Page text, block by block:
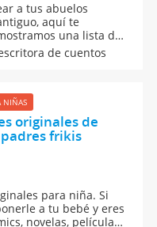
a tus abuelos
aquí te
una lista de
para niñas. Seguro
¿por qué no poner
de cuentos
NIÑAS
originales de
frikis
para niña. Si
a tu bebé y eres
novelas, películas,